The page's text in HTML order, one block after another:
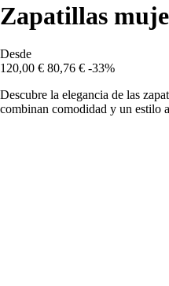
Zapatillas
Desde
120,00 € 80,76 € -33%
Descubre la elegancia de las
combinan comodidad y un estilo